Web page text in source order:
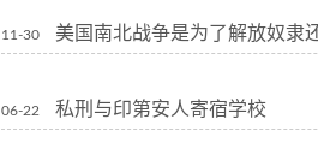
11-30 美国南北战争是为了解放奴隶
06-22 私刑与印第安人寄宿学校